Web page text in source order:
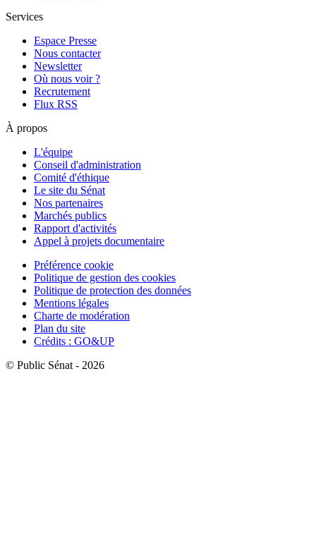
Services
Espace Presse
Nous contacter
Newsletter
Où nous voir ?
Recrutement
Flux RSS
À propos
L'équipe
Conseil d'administration
Comité d'éthique
Le site du Sénat
Nos partenaires
Marchés publics
Rapport d'activités
Appel à projets documentaire
Préférence cookie
Politique de gestion des cookies
Politique de protection des données
Mentions légales
Charte de modération
Plan du site
Crédits : GO&UP
© Public Sénat - 2026